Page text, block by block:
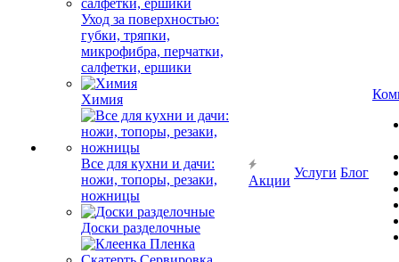
Уход за поверхностью:
губки, тряпки,
микрофибра, перчатки,
салфетки, ершики
Химия
Все для кухни и дачи:
ножи, топоры, резаки,
ножницы
Доски разделочные
Акции
Услуги Блог